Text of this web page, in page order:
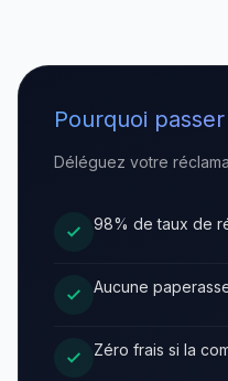
Pourquoi
Déléguez votre
98% de taux de
Aucune
Zéro frais si la